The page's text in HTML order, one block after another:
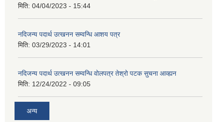
मिति: 04/04/2023 - 15:44
नदिजन्य पदार्थ उत्खनन सम्वन्धि आशय पत्र
मिति: 03/29/2023 - 14:01
नदिजन्य पदार्थ उत्खनन सम्वन्धि वोलपत्र तेश्रो पटक सुचना आव्ह्यन
मिति: 12/24/2022 - 09:05
अन्य